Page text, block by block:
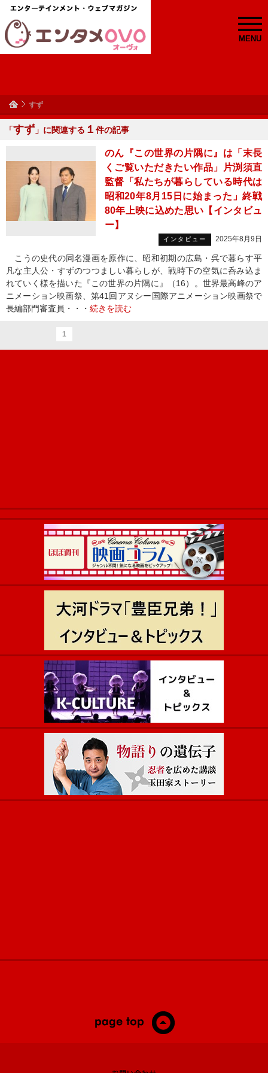
MENU
すず
「すず 」に関連する １ 件の記事
のん『この世界の片隅に』は「末長
くご覧いただきたい作品」片渕須直
監督「私たちが暮らしている時代は
昭和20年8月15日に始まった」終戦
80年上映に込めた思い【インタビュ
ー】
インタビュー 2025年8月9日
こうの史代の同名漫画を原作に、昭和初期の広島・呉で暮らす平
凡な主人公・すずのつつましい暮らしが、戦時下の空気に呑み込ま
れていく様を描いた『この世界の片隅に』（16）。世界最高峰のア
ニメーション映画祭、第41回アヌシー国際アニメーション映画祭で
長編部門審査員・・・ 続きを読む
1